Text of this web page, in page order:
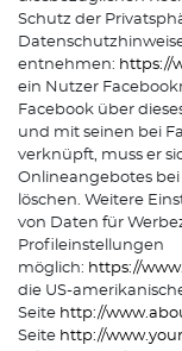
Schutz der
entnehmen: https://
ein Nutzer
Facebook über
und mit seinen bei
verknüpft, muss er
Onlineangebotes bei
löschen. Weitere
von Daten für
Profileinstellungen
möglich: https://
die US-
Seite http://
Seite http://